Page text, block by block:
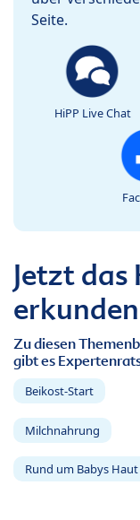
Seite.
HiPP Live Chat
Jetzt das
erkunden
Zu diesen
gibt es
Beikost-Start
Milchnahrung
Rund um Babys Haut